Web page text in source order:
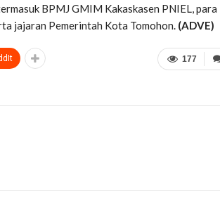
BPMJ GMIM Kakaskasen PNIEL, para
jajaran Pemerintah Kota Tomohon. (ADVE)
177